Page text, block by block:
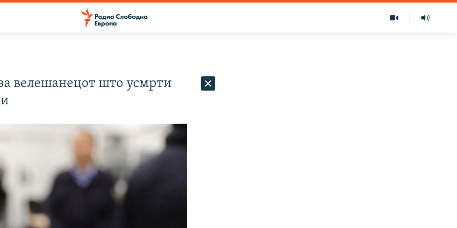
велешанецот што усмрти